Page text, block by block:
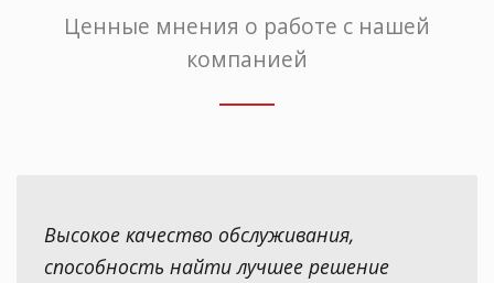
Ценные мнения о работе с нашей
компанией
Высокое качество обслуживания,
способность найти лучшее решение